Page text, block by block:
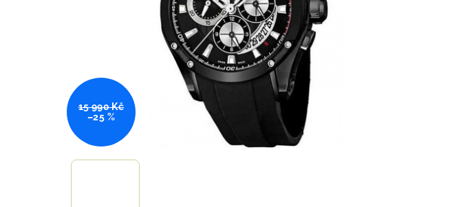
15 990 Kč
–25 %